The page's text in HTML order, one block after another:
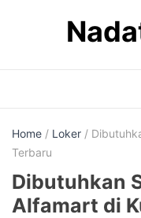
Home / Loker /
Terbaru
Dibutuhkan
Alfamart di